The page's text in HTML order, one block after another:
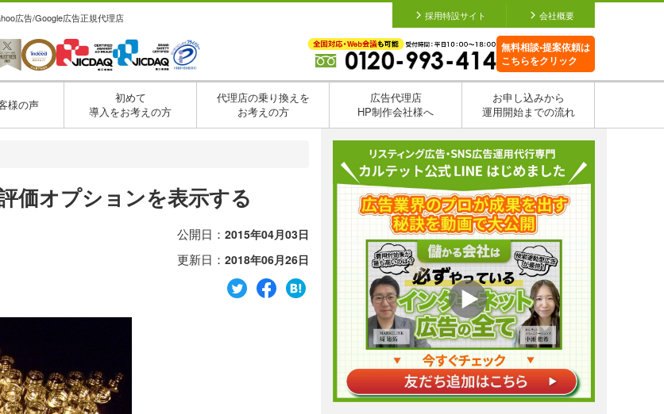
広告/Google広告正規代理店 採用特設サイト 会社概要
無料相談•提案依頼は
こちらをクリック
様の声
初めて
導入をお考えの方
代理店の乗り換えを
お考えの方
広告代理店
HP制作会社様へ
お申し込みから
運用開始までの流れ
価オプションを表示する
公開日： 2015年04月03日
更新日： 2018年06月26日